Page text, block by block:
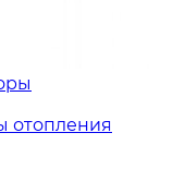
отопления